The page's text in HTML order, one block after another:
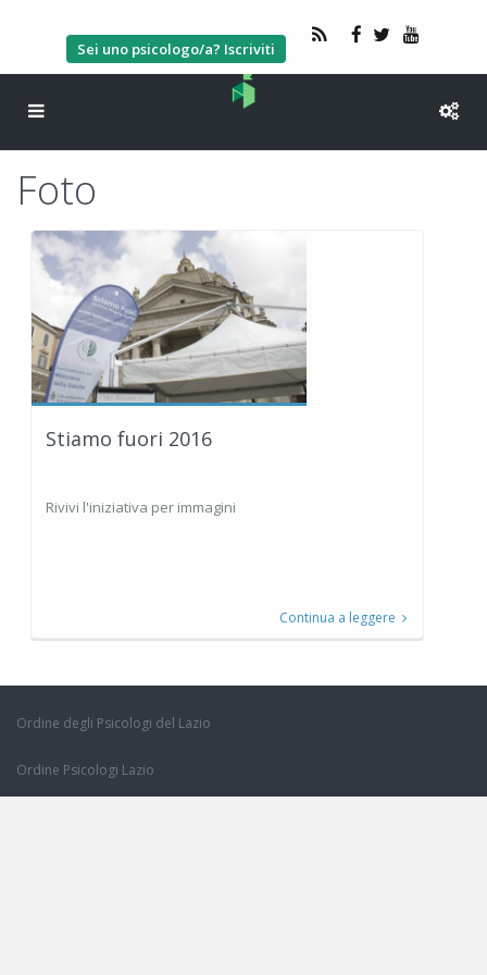
Sei uno psicologo/a? Iscriviti
Foto
Stiamo fuori 2016
Rivivi l'iniziativa per immagini
Continua a leggere
Ordine degli Psicologi del Lazio
Ordine Psicologi Lazio